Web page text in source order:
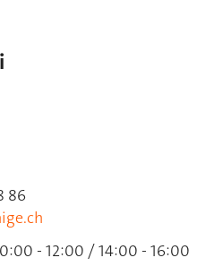
86
- 12:00 / 14:00 - 16:00